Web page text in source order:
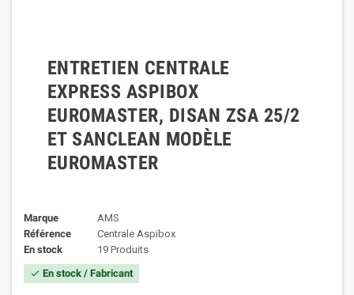
ENTRETIEN CENTRALE
EXPRESS ASPIBOX
EUROMASTER, DISAN ZSA 25/2
ET SANCLEAN MODÈLE
EUROMASTER
Marque
AMS
Référence
Centrale Aspibox
En stock
19 Produits
check En stock / Fabricant